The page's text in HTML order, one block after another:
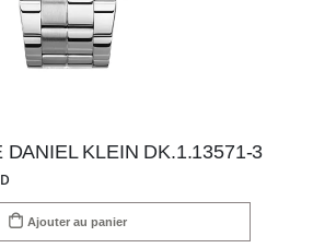
DANIEL KLEIN DK.1.13571-3
Ajouter au panier